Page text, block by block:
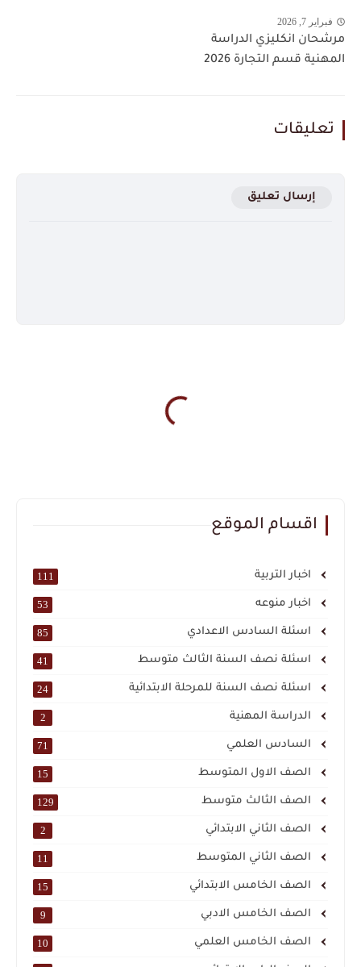
فبراير 7, 2026
مرشحان انكليزي الدراسة
المهنية قسم التجارة 2026
تعليقات
إرسال تعليق
اقسام الموقع
اخبار التربية 111
اخبار منوعه 53
اسئلة السادس الاعدادي 85
اسئلة نصف السنة الثالث متوسط 41
اسئلة نصف السنة للمرحلة الابتدائية 24
الدراسة المهنية 2
السادس العلمي 71
الصف الاول المتوسط 15
الصف الثالث متوسط 129
الصف الثاني الابتدائي 2
الصف الثاني المتوسط 11
الصف الخامس الابتدائي 15
الصف الخامس الادبي 9
الصف الخامس العلمي 10